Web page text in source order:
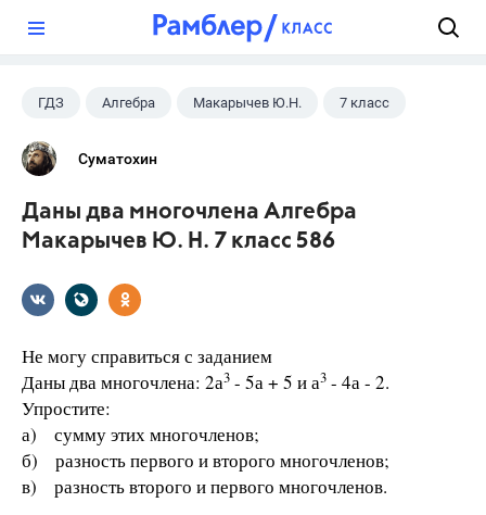
ГДЗ Алгебра Макарычев Ю.Н. 7 класс
Суматохин
Даны два многочлена Алгебра
Макарычев Ю. Н. 7 класс 586
Не могу справиться с заданием
Даны два многочлена: 2а3 - 5а + 5 и а3 - 4а - 2.
Упростите:
а) сумму этих многочленов;
б) разность первого и второго многочленов;
в) разность второго и первого многочленов.